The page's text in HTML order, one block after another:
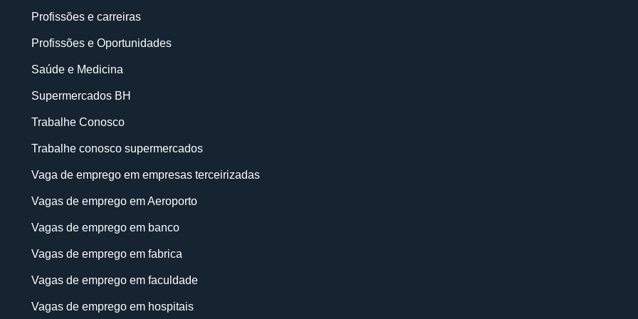
Profissões e carreiras
Profissões e Oportunidades
Saúde e Medicina
Supermercados BH
Trabalhe Conosco
Trabalhe conosco supermercados
Vaga de emprego em empresas terceirizadas
Vagas de emprego em Aeroporto
Vagas de emprego em banco
Vagas de emprego em fabrica
Vagas de emprego em faculdade
Vagas de emprego em hospitais